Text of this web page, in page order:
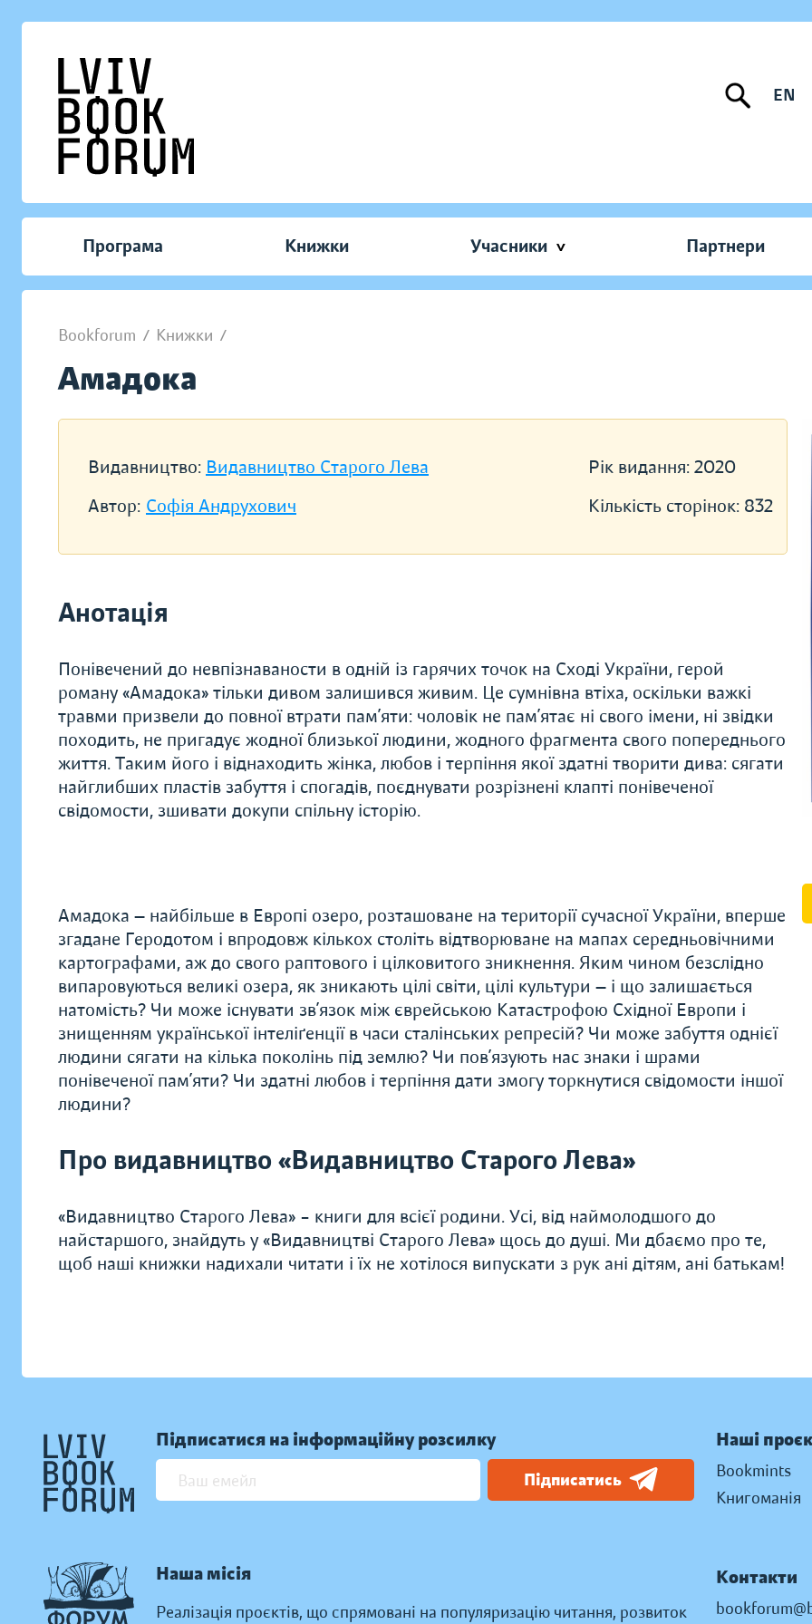
EN
Програма Книжки Учасники Партнери
Bookforum / Книжки /
Амадока
Видавництво: Видавництво Старого Лева
Автор: Софія Андрухович
Рік видання: 2020
Кількість сторінок: 832
Анотація
Понівечений до невпізнаваности в одній із гарячих точок на Сході України, герой
роману «Амадока» тільки дивом залишився живим. Це сумнівна втіха, оскільки важкі
травми призвели до повної втрати пам’яти: чоловік не пам’ятає ні свого імени, ні звідки
походить, не пригадує жодної близької людини, жодного фрагмента свого попереднього
життя. Таким його і віднаходить жінка, любов і терпіння якої здатні творити дива: сягати
найглибших пластів забуття і спогадів, поєднувати розрізнені клапті понівеченої
свідомости, зшивати докупи спільну історію.
Амадока — найбільше в Европі озеро, розташоване на території сучасної України, вперше
згадане Геродотом і впродовж кількох століть відтворюване на мапах середньовічними
картографами, аж до свого раптового і цілковитого зникнення. Яким чином безслідно
випаровуються великі озера, як зникають цілі світи, цілі культури — і що залишається
натомість? Чи може існувати зв’язок між єврейською Катастрофою Східної Европи і
знищенням української інтеліґенції в часи сталінських репресій? Чи може забуття однієї
людини сягати на кілька поколінь під землю? Чи пов’язують нас знаки і шрами
понівеченої пам’яти? Чи здатні любов і терпіння дати змогу торкнутися свідомости іншої
людини?
Про видавництво «Видавництво Старого Лева»
«Видавництво Старого Лева» – книги для всієї родини. Усі, від наймолодшого до
найстаршого, знайдуть у «Видавництві Старого Лева» щось до душі. Ми дбаємо про те,
щоб наші книжки надихали читати і їх не хотілося випускати з рук ані дітям, ані батькам!
Підписатися на інформаційну розсилку
Підписатись
Наша місія
Реалізація проєктів, що спрямовані на популяризацію читання, розвиток
Наші
Bookmints
Книгоманія
Контакти